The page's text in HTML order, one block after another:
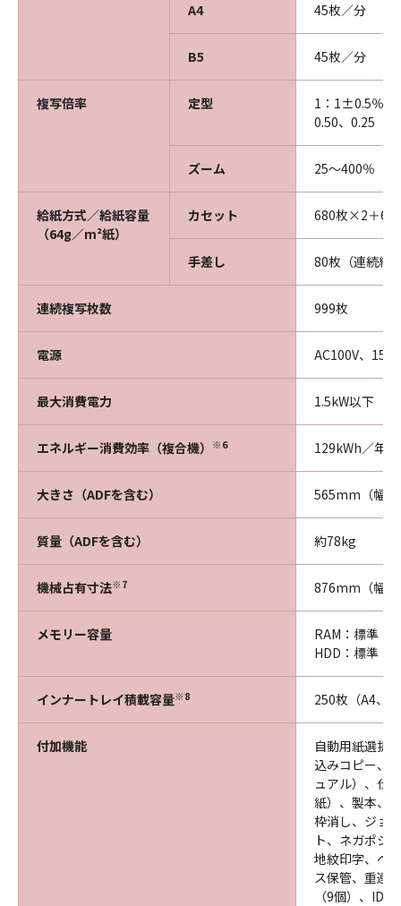
A4 45枚／分
B5 45枚／分
複写倍率 定型
1：1±0.5％、
0.50、0.25
ズーム 25～400％（1
給紙方式／給紙容量
（64g／m²紙）
カセット 680枚×2＋
手差し 80枚（連続給
連続複写枚数 999枚
電源 AC100V、15A
最大消費電力 1.5kW以下
エネルギー消費効率（複合機） ※6 129kWh／年
大きさ（ADFを含む） 565mm（幅
質量（ADFを含む） 約78kg
機械占有寸法※7 876mm（幅
メモリー容量
RAM：標準：
HDD：標準：
インナートレイ積載容量※8 250枚（A4、
付加機能
自動用紙選択
込みコピー、
ュアル）、仕
紙）、製本、
枠消し、ジョ
ト、ネガポジ
地紋印字、ペ
ス保管、重連
（9個）、ID